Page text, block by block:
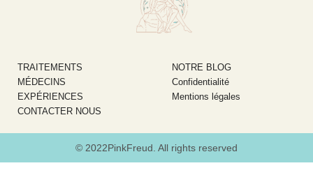
TRAITEMENTS
MÉDECINS
EXPÉRIENCES
CONTACTER NOUS
NOTRE BLOG
Confidentialité
Mentions légales
© 2022PinkFreud. All rights reserved